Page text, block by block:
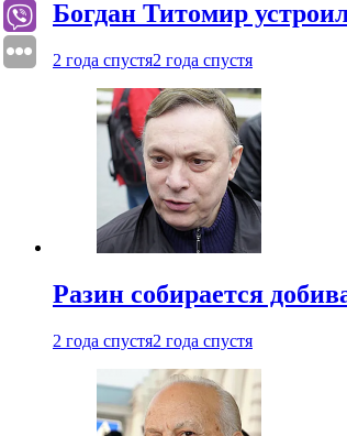
Богдан Титомир
2 года спустя2 года спустя
Разин собирается
2 года спустя2 года спустя